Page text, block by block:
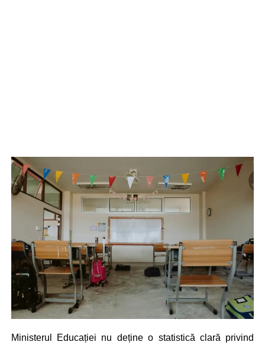
Ministerul Educației nu deține o statistică clară privind